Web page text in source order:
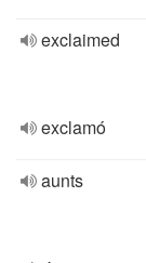
exclaimed
exclamó
aunts